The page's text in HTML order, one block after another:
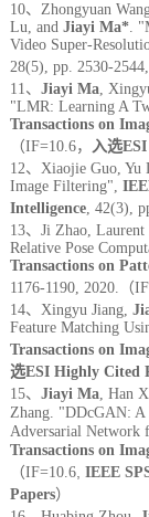
10、Zhongyuan
Lu, and Jiayi Ma*.
Video Super-
28(5), pp. 2530-
11、 Jiayi Ma,
"LMR: Learning A
Transactions on
（IF=10.6， 入选
12、Xiaojie Guo, Yu
Image Filtering",
Intelligence, 42(3),
13、Ji Zhao,
Relative Pose
Transactions on
1176-1190, 2020.（
14、Xingyu Jiang,
Feature Matching
Transactions on
选ESI Highly Cited
15、 Jiayi Ma, Han
Zhang. "DDcGAN: A
Adversarial Network
Transactions on
（IF=10.6, IEEE
Papers）